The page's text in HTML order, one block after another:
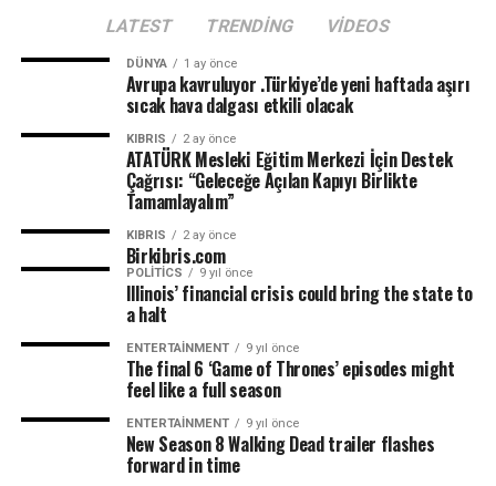
LATEST TRENDING VIDEOS
DÜNYA 1 ay önce
Avrupa kavruluyor .Türkiye’de yeni haftada aşırı
sıcak hava dalgası etkili olacak
KIBRIS 2 ay önce
ATATÜRK Mesleki Eğitim Merkezi İçin Destek
Çağrısı: “Geleceğe Açılan Kapıyı Birlikte
Tamamlayalım”
KIBRIS 2 ay önce
Birkibris.com
POLITICS 9 yıl önce
Illinois’ financial crisis could bring the state to
a halt
ENTERTAINMENT 9 yıl önce
The final 6 ‘Game of Thrones’ episodes might
feel like a full season
ENTERTAINMENT 9 yıl önce
New Season 8 Walking Dead trailer flashes
forward in time